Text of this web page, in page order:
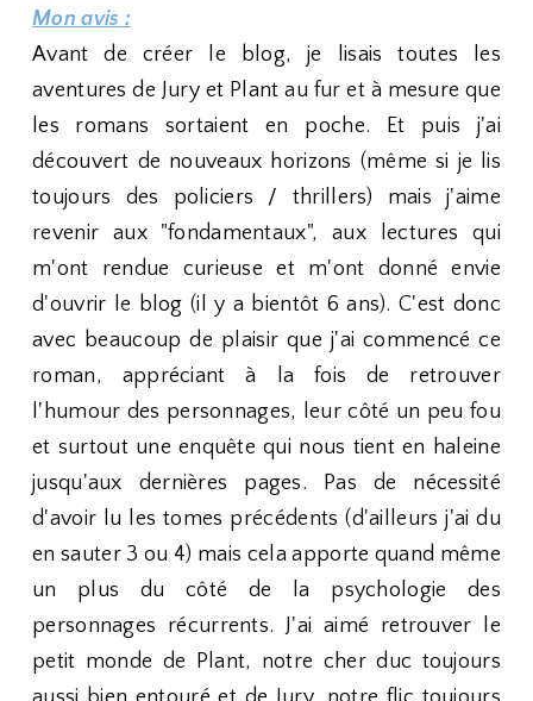
Mon avis :
Avant de créer le blog, je lisais toutes les
aventures de Jury et Plant au fur et à mesure que
les romans sortaient en poche. Et puis j'ai
découvert de nouveaux horizons (même si je lis
toujours des policiers / thrillers) mais j'aime
revenir aux "fondamentaux", aux lectures qui
m'ont rendue curieuse et m'ont donné envie
d'ouvrir le blog (il y a bientôt 6 ans). C'est donc
avec beaucoup de plaisir que j'ai commencé ce
roman, appréciant à la fois de retrouver
l'humour des personnages, leur côté un peu fou
et surtout une enquête qui nous tient en haleine
jusqu'aux dernières pages. Pas de nécessité
d'avoir lu les tomes précédents (d'ailleurs j'ai du
en sauter 3 ou 4) mais cela apporte quand même
un plus du côté de la psychologie des
personnages récurrents. J'ai aimé retrouver le
petit monde de Plant, notre cher duc toujours